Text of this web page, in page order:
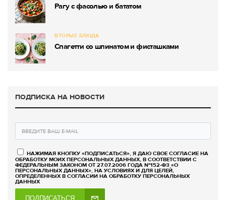
Рагу с фасолью и бататом
ВТОРЫЕ БЛЮДА
Спагетти со шпинатом и фисташками
ПОДПИСКА НА НОВОСТИ
НАЖИМАЯ КНОПКУ «ПОДПИСАТЬСЯ», Я ДАЮ СВОЕ СОГЛАСИЕ НА
ОБРАБОТКУ МОИХ ПЕРСОНАЛЬНЫХ ДАННЫХ, В СООТВЕТСТВИИ С
ФЕДЕРАЛЬНЫМ ЗАКОНОМ ОТ 27.07.2006 ГОДА №152-ФЗ «О
ПЕРСОНАЛЬНЫХ ДАННЫХ», НА УСЛОВИЯХ И ДЛЯ ЦЕЛЕЙ,
ОПРЕДЕЛЕННЫХ В СОГЛАСИИ НА ОБРАБОТКУ ПЕРСОНАЛЬНЫХ
ДАННЫХ
ПОДПИСАТЬСЯ